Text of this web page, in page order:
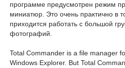
программе предусмотрен режим
миниатюр. Это очень практично в
приходится работать с большой
фотографий.
Total Commander is a file manager
Windows Explorer. But Total